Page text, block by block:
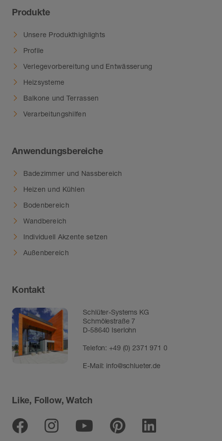
Produkte
Unsere Produkthighlights
Profile
Verlegevorbereitung und Entwässerung
Heizsysteme
Balkone und Terrassen
Verarbeitungshilfen
Anwendungsbereiche
Badezimmer und Nassbereich
Heizen und Kühlen
Bodenbereich
Wandbereich
Individuell Akzente setzen
Außenbereich
Kontakt
Schlüter-Systems KG
Schmölestraße 7
D-58640 Iserlohn
Telefon:+49 (0) 2371 971 0
E-Mail: info@schlueter.de
Like, Follow, Watch
Facebook
InstagramYoutube
PinterestLinkedin